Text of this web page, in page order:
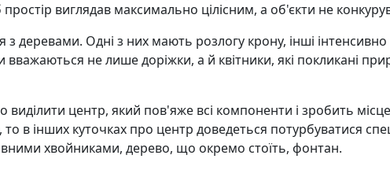
виглядав максимально цілісним, а об'єкти не
з деревами. Одні з них мають розлогу крону, інші
не лише доріжки, а й квітники, які покликані
виділити центр, який пов'яже всі компоненти і зробить
то в інших куточках про центр доведеться потурбуватися
хвойниками, дерево, що окремо стоїть, фонтан.